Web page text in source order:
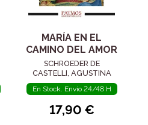
MARÍA EN EL
CAMINO DEL AMOR
SCHROEDER DE
CASTELLI, AGUSTINA
En Stock. Envío 24/48 H
17,90 €